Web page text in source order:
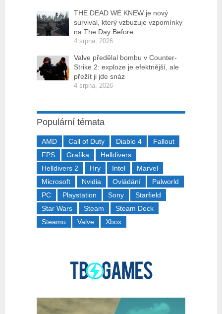
THE DEAD WE KNEW je nový
survival, který vzbuzuje vzpomínky
na The Day Before
4 srpna, 2026
Valve předělal bombu v Counter-
Strike 2: exploze je efektnější, ale
přežít ji jde snáz
4 srpna, 2026
Populární témata
AMD Call of Duty Diablo 4
Fallout
FPS
Grafika
Helldivers
Helldivers 2
Hry Intel
Marvel
Microsoft
Nvidia Ovládání
Palworld
PC
Playstation Sony
Starfield
Star Wars
Steam
Steam Deck
Steamu
Valve Xbox